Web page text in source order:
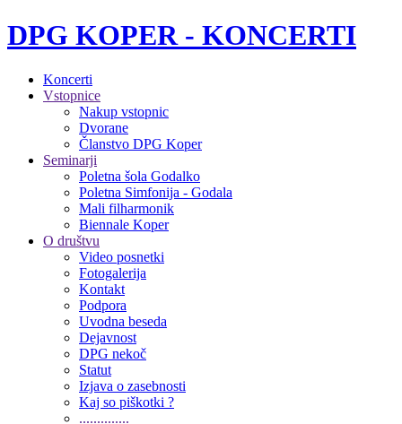
DPG KOPER - KONCERTI
Koncerti
Vstopnice
Nakup vstopnic
Dvorane
Članstvo DPG Koper
Seminarji
Poletna šola Godalko
Poletna Simfonija - Godala
Mali filharmonik
Biennale Koper
O društvu
Video posnetki
Fotogalerija
Kontakt
Podpora
Uvodna beseda
Dejavnost
DPG nekoč
Statut
Izjava o zasebnosti
Kaj so piškotki ?
..............